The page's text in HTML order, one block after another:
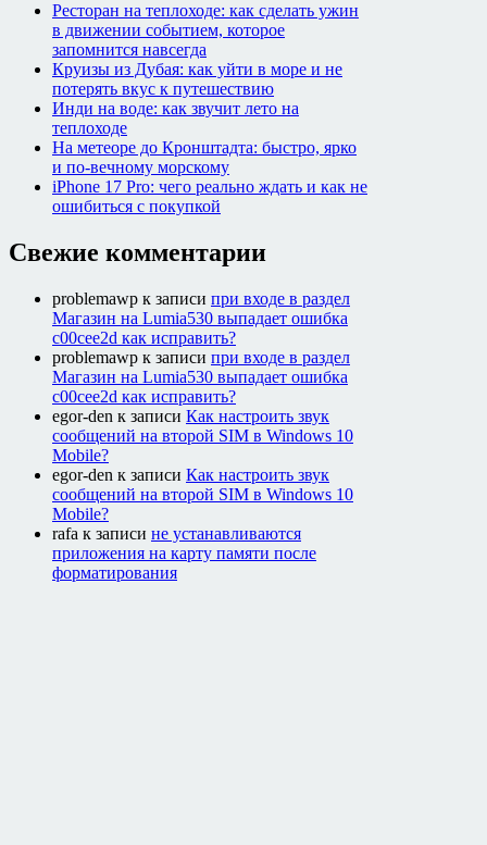
Ресторан на теплоходе: как сделать ужин
в движении событием, которое
запомнится навсегда
Круизы из Дубая: как уйти в море и не
потерять вкус к путешествию
Инди на воде: как звучит лето на
теплоходе
На метеоре до Кронштадта: быстро, ярко
и по-вечному морскому
iPhone 17 Pro: чего реально ждать и как не
ошибиться с покупкой
Свежие комментарии
problemawp к записи при входе в раздел
Магазин на Lumia530 выпадает ошибка
c00cee2d как исправить?
problemawp к записи при входе в раздел
Магазин на Lumia530 выпадает ошибка
c00cee2d как исправить?
egor-den к записи Как настроить звук
сообщений на второй SIM в Windows 10
Mobile?
egor-den к записи Как настроить звук
сообщений на второй SIM в Windows 10
Mobile?
rafa к записи не устанавливаются
приложения на карту памяти после
форматирования